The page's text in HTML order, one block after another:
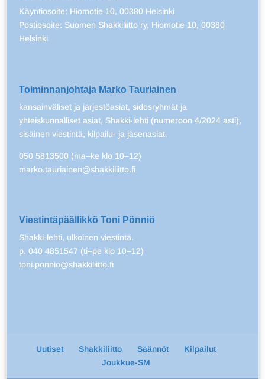
Käyntiosoite: Hiomotie 10, 00380 Helsinki
Postiosoite: Suomen Shakkiliitto ry, Hiomotie 10, 00380
Helsinki
Toiminnanjohtaja Marko Tauriainen
kansainväliset ja järjestöasiat, sidosryhmät ja
yhteiskunnalliset asiat, Shakki-lehti (numeroon 4/2024 asti),
sisäinen viestintä, kilpailu- ja jäsenasiat.
050 5813500 (ma–ke klo 10–12)
marko.tauriainen@shakkiliitto.fi
Viestintäpäällikkö Toni Pönniö
Shakki-lehti, ulkoinen viestintä.
p. 040 4851547 (ti–pe klo 10–12)
toni.ponnio@shakkiliitto.fi
Uutiset Shakkiliitto Säännöt
Kilpailut
Joukkue-SM